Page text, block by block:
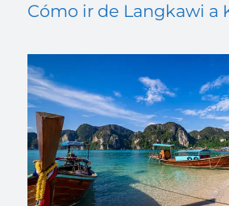
Cómo ir de Langkawi a